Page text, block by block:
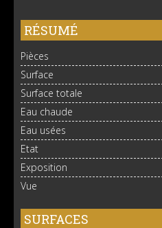
RÉSUMÉ
Pièces
Surface
Surface totale
Eau chaude
Eau usées
Etat
Exposition
Vue
SURFACES